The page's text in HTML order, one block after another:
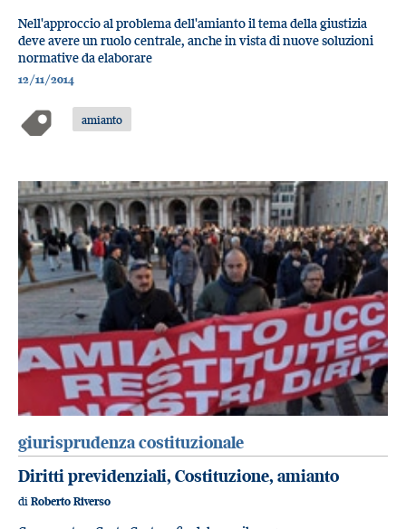
Nell'approccio al problema dell'amianto il tema della giustizia
deve avere un ruolo centrale, anche in vista di nuove soluzioni
normative da elaborare
12/11/2014
amianto
giurisprudenza costituzionale
Diritti previdenziali, Costituzione, amianto
di Roberto Riverso